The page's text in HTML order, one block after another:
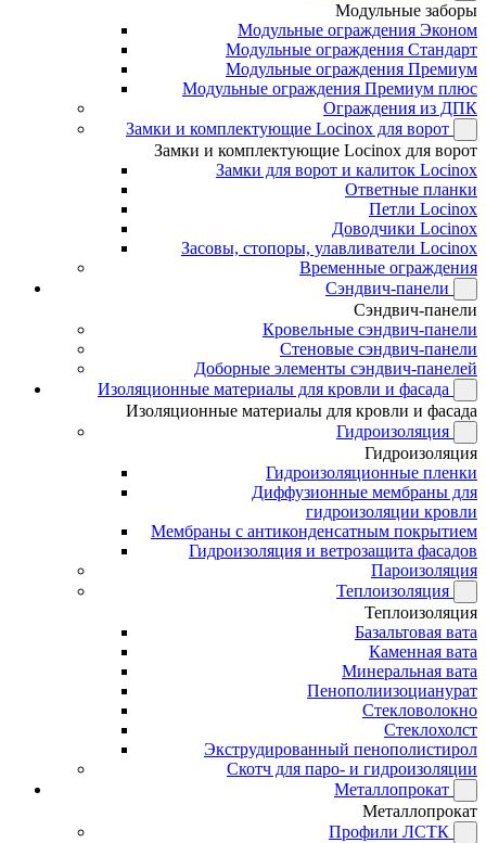
Модульные заборы
Модульные ограждения Эконом
Модульные ограждения Стандарт
Модульные ограждения Премиум
Модульные ограждения Премиум плюс
Ограждения из ДПК
Замки и комплектующие Locinox для ворот
Замки и комплектующие Locinox для ворот
Замки для ворот и калиток Locinox
Ответные планки
Петли Locinox
Доводчики Locinox
Засовы, стопоры, улавливатели Locinox
Временные ограждения
Сэндвич-панели
Сэндвич-панели
Кровельные сэндвич-панели
Стеновые сэндвич-панели
Доборные элементы сэндвич-панелей
Изоляционные материалы для кровли и фасада
Изоляционные материалы для кровли и фасада
Гидроизоляция
Гидроизоляция
Гидроизоляционные пленки
Диффузионные мембраны для
гидроизоляции кровли
Мембраны с антиконденсатным покрытием
Гидроизоляция и ветрозащита фасадов
Пароизоляция
Теплоизоляция
Теплоизоляция
Базальтовая вата
Каменная вата
Минеральная вата
Пенополиизоцианурат
Стекловолокно
Стеклохолст
Экструдированный пенополистирол
Скотч для паро- и гидроизоляции
Металлопрокат
Металлопрокат
Профили ЛСТК